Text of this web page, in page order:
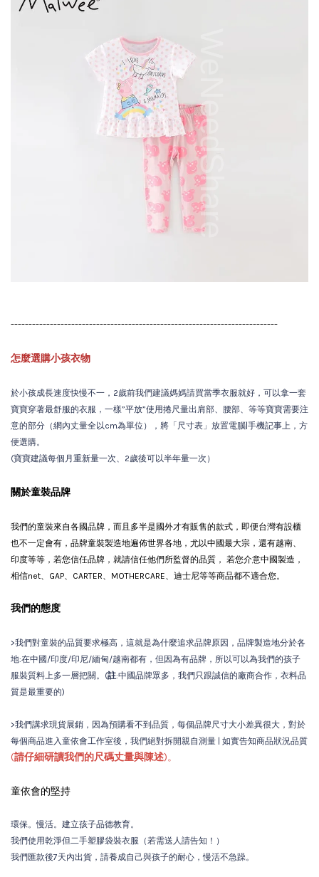
---------------------------------------------------------------------------
怎麼選購小孩衣物
於小孩成長速度快慢不一，2歲前我們建議媽媽請買當季衣服就好，可以拿一套
寶寶穿著最舒服的衣服，一樣”平放”使用捲尺量出肩部、腰部、等等寶寶需要注
意的部分（網內丈量全以cm為單位），將「尺寸表」放置電腦|手機記事上，方
便選購。
(寶寶建議每個月重新量一次、2歲後可以半年量一次）
關於童裝品牌
我們的童裝來自各國品牌，而且多半是國外才有販售的款式，即便台灣有設櫃
也不一定會有 ，品牌童裝製造地遍佈世界各地，尤以中國最大宗，還有越南、
印度等等，若您信任品牌，就請信任他們所監督的品質， 若您介意中國製造，
相信net、GAP、CARTER、MOTHERCARE、迪士尼等等商品都不適合您。
我們的態度
>我們對童裝的品質要求極高，這就是為什麼追求品牌原因，品牌製造地分於各
地:在中國/印度/印尼/緬甸/越南都有，但因為有品牌，所以可以為我們的孩子
服裝質料上多一層把關。(註:中國品牌眾多，我們只跟誠信的廠商合作，衣料品
質是最重要的)
>我們講求現貨展銷，因為預購看不到品質，每個品牌尺寸大小差異很大，對於
每個商品進入童依會工作室後，我們絕對拆開親自測量 | 如實告知商品狀況品質
(請仔細研讀我們的尺碼丈量與陳述)。
童依會的堅持
環保。慢活。建立孩子品德教育。
我們使用乾淨但二手塑膠袋裝衣服（若需送人請告知！）
我們匯款後7天內出貨，請養成自己與孩子的耐心，慢活不急躁。